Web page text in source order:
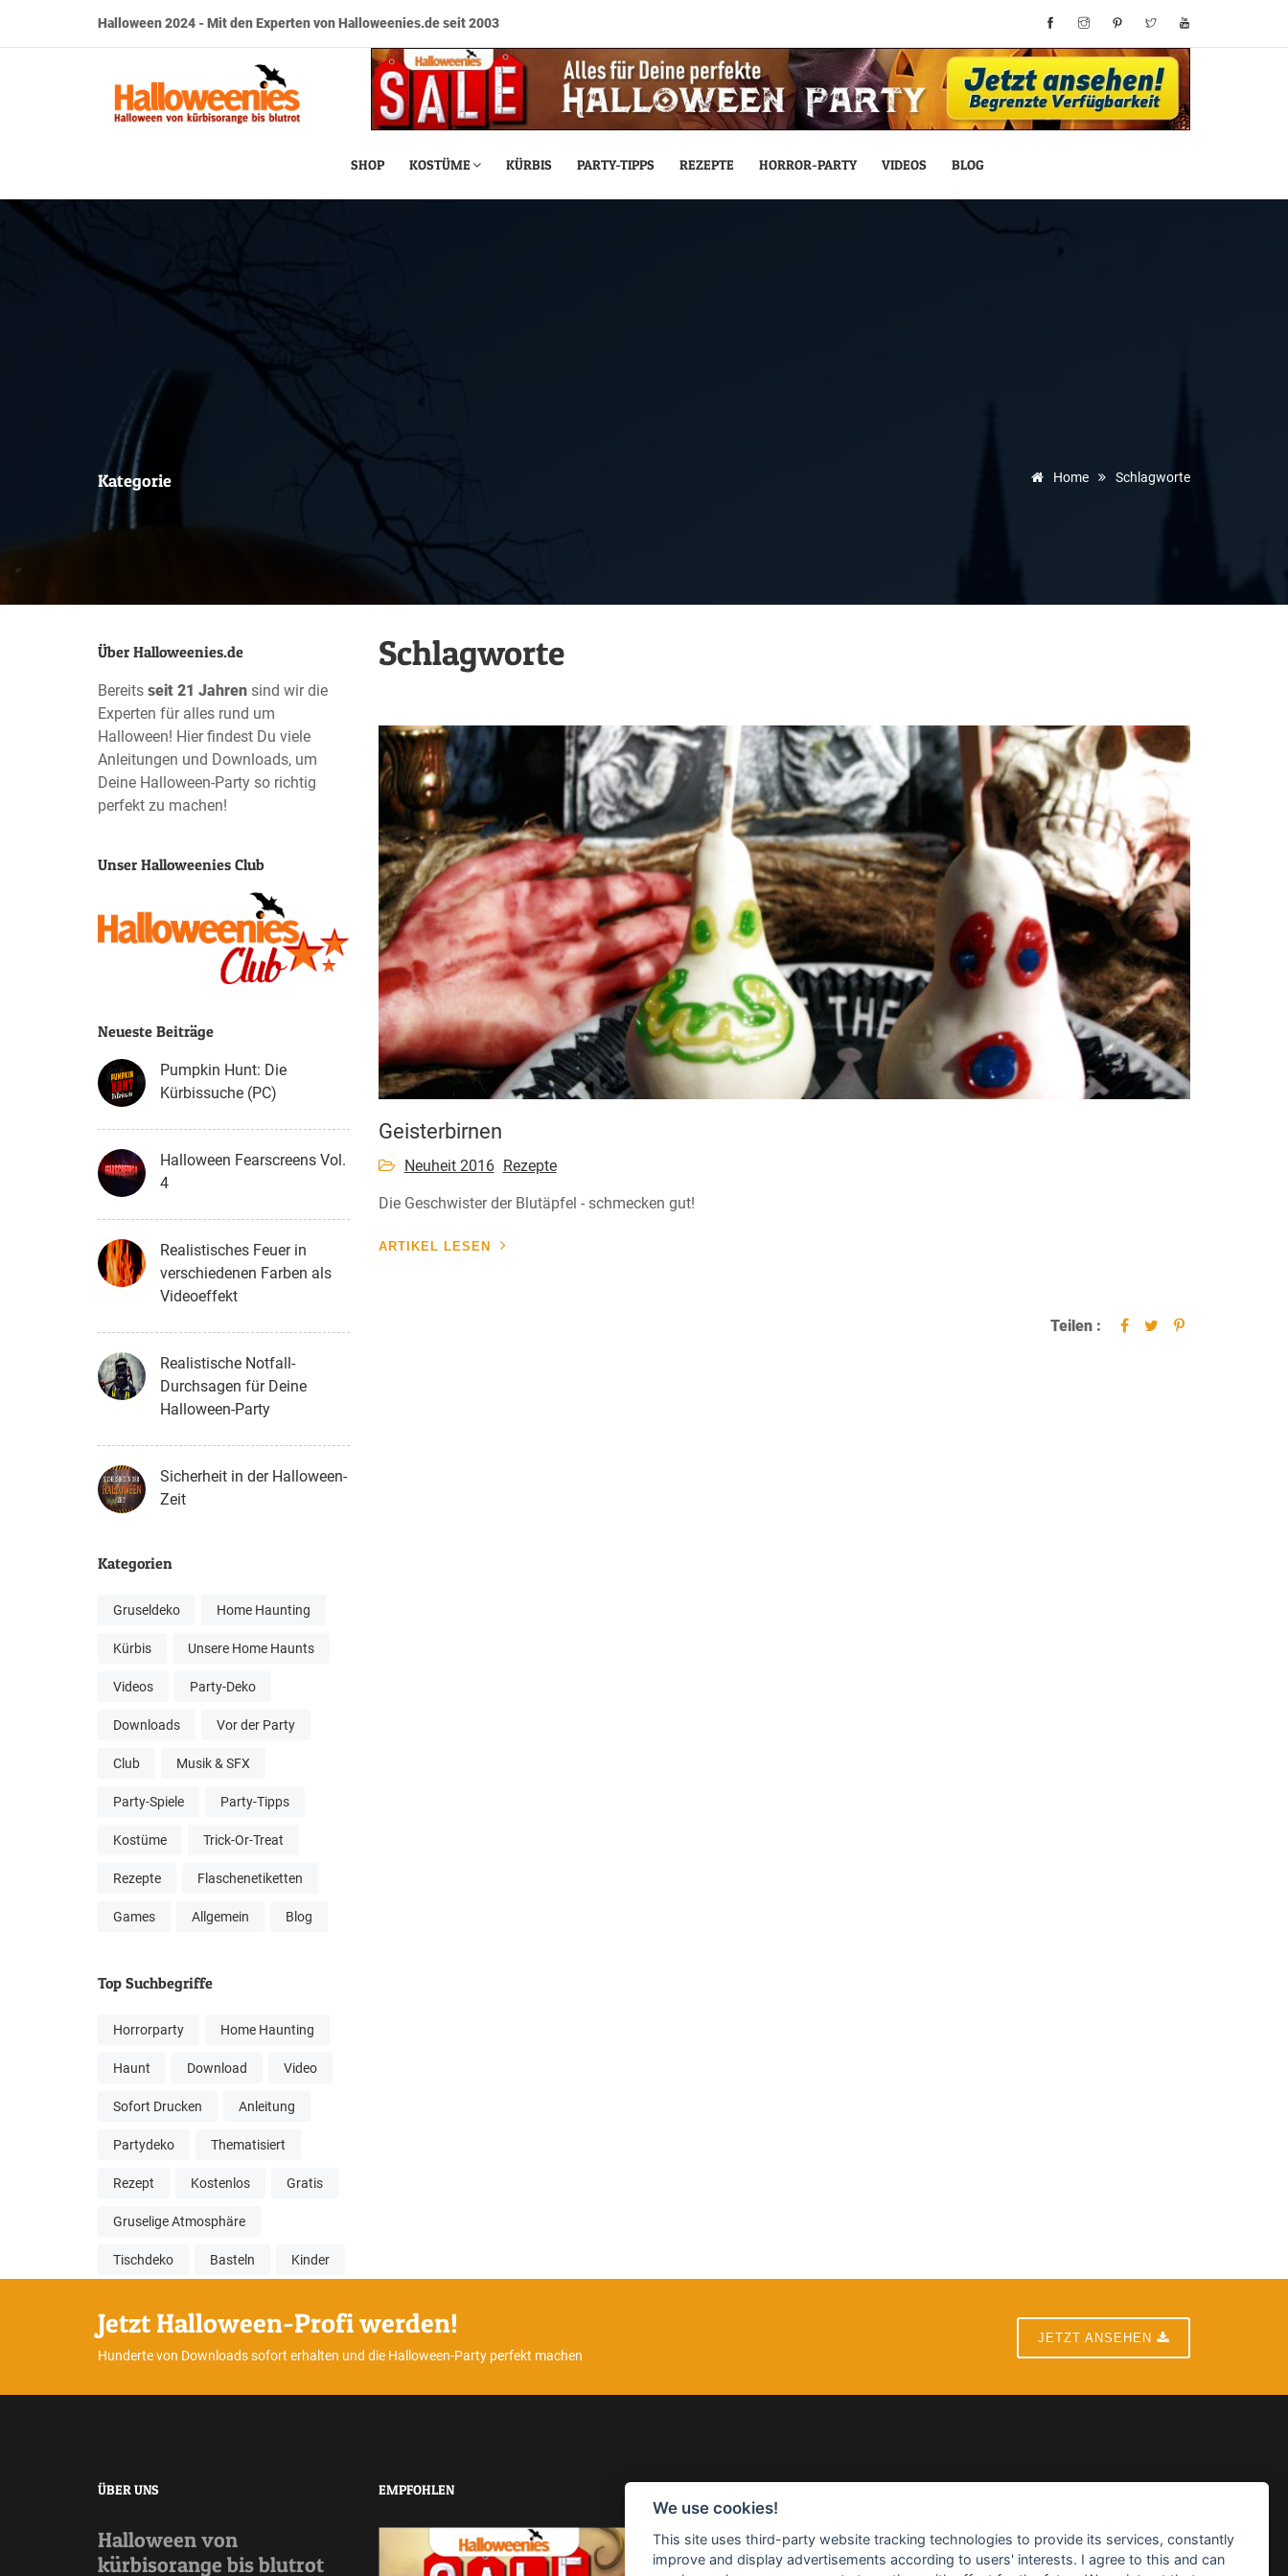
Halloween 2024 - Mit den Experten von Halloweenies.de seit 2003
SHOP KOSTÜME KÜRBIS PARTY-TIPPS REZEPTE HORROR-PARTY VIDEOS BLOG
Kategorie Home Schlagworte
Über Halloweenies.de
Bereits seit 21 Jahren sind wir die
Experten für alles rund um
Halloween! Hier findest Du viele
Anleitungen und Downloads, um
Deine Halloween-Party so richtig
perfekt zu machen!
Unser Halloweenies Club
Neueste Beiträge
Pumpkin Hunt: Die
Kürbissuche (PC)
Halloween Fearscreens Vol.
4
Realistisches Feuer in
verschiedenen Farben als
Videoeffekt
Realistische Notfall-
Durchsagen für Deine
Halloween-Party
Sicherheit in der Halloween-
Zeit
Kategorien
Gruseldeko Home Haunting
Kürbis Unsere Home Haunts
Videos Party-Deko
Downloads Vor der Party
Club Musik & SFX
Party-Spiele Party-Tipps
Kostüme Trick-Or-Treat
Rezepte Flaschenetiketten
Games Allgemein Blog
Top Suchbegriffe
Horrorparty Home Haunting
Haunt Download Video
Sofort Drucken Anleitung
Partydeko Thematisiert
Rezept Kostenlos Gratis
Gruselige Atmosphäre
Tischdeko Basteln Kinder
Schlagworte
Geisterbirnen
Neuheit 2016 Rezepte
Die Geschwister der Blutäpfel - schmecken gut!
ARTIKEL LESEN
Teilen :
Jetzt Halloween-Profi werden!
Hunderte von Downloads sofort erhalten und die Halloween-Party perfekt machen
JETZT ANSEHEN
ÜBER UNS
Halloween von
kürbisorange bis blutrot
EMPFOHLEN
Horrorparty Home Haunting
We use cookies!
This site uses third-party website tracking technologies to provide its services, constantly
improve and display advertisements according to users' interests. I agree to this and can